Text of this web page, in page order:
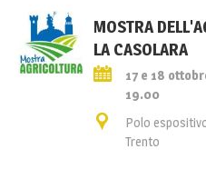
MOSTRA
LA CASOLARA
17 e 18
19.00
Polo
Trento